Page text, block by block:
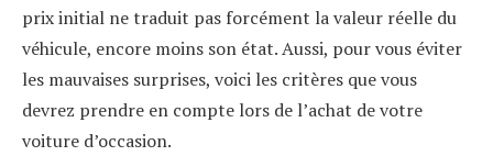
prix initial ne traduit pas forcément la valeur réelle du
véhicule, encore moins son état. Aussi, pour vous éviter
les mauvaises surprises, voici les critères que vous
devrez prendre en compte lors de l’achat de votre
voiture d’occasion.